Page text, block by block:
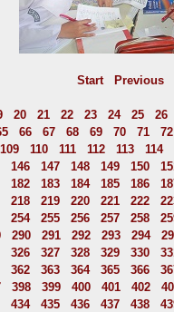
Start Previous
20 21 22 23 24 25 26
66 67 68 69 70 71 72
109 110 111 112 113 114
146 147 148 149 150
182 183 184 185 186
218 219 220 221 222
254 255 256 257 258
290 291 292 293 294
326 327 328 329 330
362 363 364 365 366
398 399 400 401 402
434 435 436 437 438